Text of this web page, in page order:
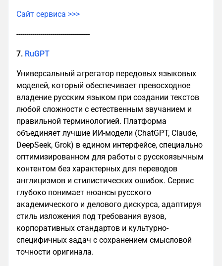
Сайт сервиса >>>
-------------------------------------
7. RuGPT
Универсальный агрегатор передовых языковых
моделей, который обеспечивает превосходное
владение русским языком при создании текстов
любой сложности с естественным звучанием и
правильной терминологией. Платформа
объединяет лучшие ИИ-модели (ChatGPT, Claude,
DeepSeek, Grok) в едином интерфейсе, специально
оптимизированном для работы с русскоязычным
контентом без характерных для переводов
англицизмов и стилистических ошибок. Сервис
глубоко понимает нюансы русского
академического и делового дискурса, адаптируя
стиль изложения под требования вузов,
корпоративных стандартов и культурно-
специфичных задач с сохранением смысловой
точности оригинала.